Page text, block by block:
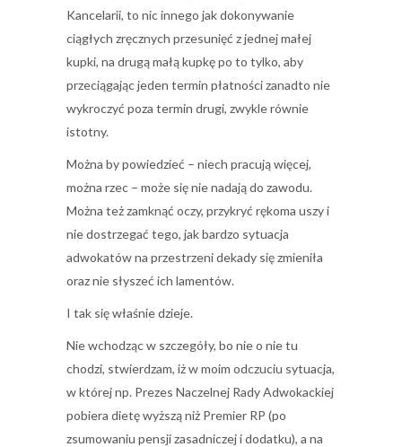
Kancelarii, to nic innego jak dokonywanie
ciągłych zręcznych przesunięć z jednej małej
kupki, na drugą małą kupkę po to tylko, aby
przeciągając jeden termin płatności zanadto nie
wykroczyć poza termin drugi, zwykle równie
istotny.
Można by powiedzieć – niech pracują więcej,
można rzec – może się nie nadają do zawodu.
Można też zamknąć oczy, przykryć rękoma uszy i
nie dostrzegać tego, jak bardzo sytuacja
adwokatów na przestrzeni dekady się zmieniła
oraz nie słyszeć ich lamentów.
I tak się właśnie dzieje.
Nie wchodząc w szczegóły, bo nie o nie tu
chodzi, stwierdzam, iż w moim odczuciu sytuacja,
w której np. Prezes Naczelnej Rady Adwokackiej
pobiera dietę wyższą niż Premier RP (po
zsumowaniu pensji zasadniczej i dodatku), a na